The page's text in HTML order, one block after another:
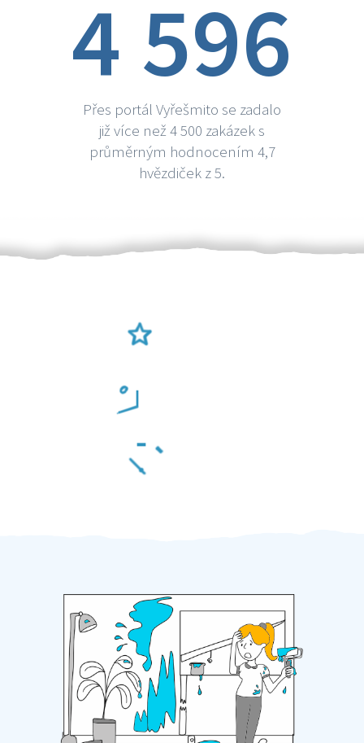
4 596
Přes portál Vyřešmito se zadalo
již více než 4 500 zakázek s
průměrným hodnocením 4,7
hvězdiček z 5.